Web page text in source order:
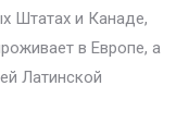
Штатах и Канаде,
в Европе, а
Латинской